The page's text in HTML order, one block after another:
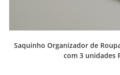
Saquinho Organizador de
com 3 unidades